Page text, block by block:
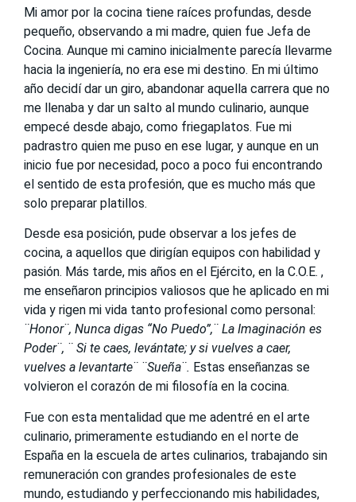
Mi amor por la cocina tiene raíces profundas, desde
pequeño, observando a mi madre, quien fue Jefa de
Cocina. Aunque mi camino inicialmente parecía llevarme
hacia la ingeniería, no era ese mi destino. En mi último
año decidí dar un giro, abandonar aquella carrera que no
me llenaba y dar un salto al mundo culinario, aunque
empecé desde abajo, como friegaplatos. Fue mi
padrastro quien me puso en ese lugar, y aunque en un
inicio fue por necesidad, poco a poco fui encontrando
el sentido de esta profesión, que es mucho más que
solo preparar platillos.
Desde esa posición, pude observar a los jefes de
cocina, a aquellos que dirigían equipos con habilidad y
pasión. Más tarde, mis años en el Ejército, en la C.O.E. ,
me enseñaron principios valiosos que he aplicado en mi
vida y rigen mi vida tanto profesional como personal:
¨Honor¨, Nunca digas “No Puedo”,¨ La Imaginación es
Poder¨, ¨ Si te caes, levántate; y si vuelves a caer,
vuelves a levantarte¨ ¨Sueña¨. Estas enseñanzas se
volvieron el corazón de mi filosofía en la cocina.
Fue con esta mentalidad que me adentré en el arte
culinario, primeramente estudiando en el norte de
España en la escuela de artes culinarios, trabajando sin
remuneración con grandes profesionales de este
mundo, estudiando y perfeccionando mis habilidades,